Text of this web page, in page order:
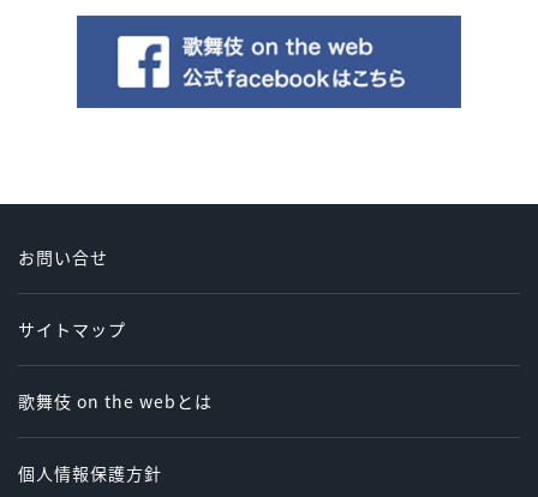
お問い合せ
サイトマップ
歌舞伎 on the webとは
個人情報保護方針